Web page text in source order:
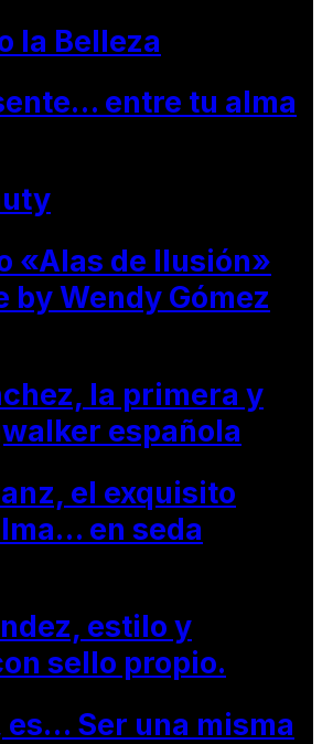
la Belleza
entre tu alma
«Alas de Ilusión»
by Wendy Gómez
la primera y
española
el exquisito
en seda
estilo y
sello propio.
es… Ser una misma